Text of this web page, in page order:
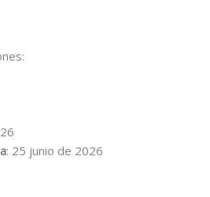
: 25 junio de 2026